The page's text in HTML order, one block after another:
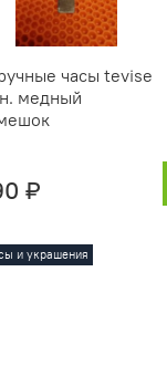
часы tevise
медный
₽
и украшения